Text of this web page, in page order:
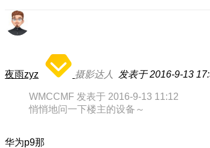
夜雨zyz 摄影达人 发表于 2016-9-13
WMCCMF 发表于 2016-9-13 11:12
悄悄地问一下楼主的设备～
华为p9那